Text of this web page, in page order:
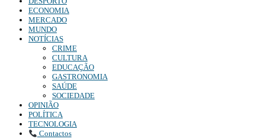
ECONOMIA
MERCADO
MUNDO
NOTÍCIAS
CRIME
CULTURA
EDUCAÇÃO
GASTRONOMIA
SAÚDE
SOCIEDADE
OPINIÃO
POLÍTICA
TECNOLOGIA
Contactos